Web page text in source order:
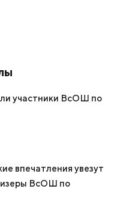
участники ВсОШ по
впечатления увезут
ВсОШ по